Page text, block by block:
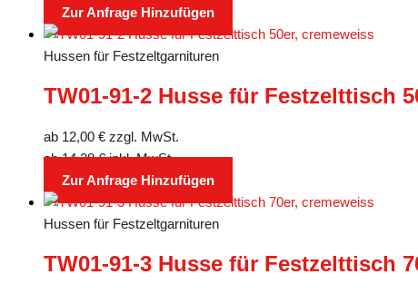
Zur Anfrage Hinzufügen
Hussen für Festzeltgarnituren
TW01-91-2 Husse für Festzelttisch
ab 12,00 € zzgl. MwSt.
ab14,28€inkl. MwSt.
Zur Anfrage Hinzufügen
Hussen für Festzeltgarnituren
TW01-91-3 Husse für Festzelttisch